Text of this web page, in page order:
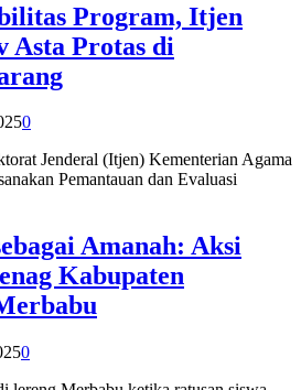
Program, Itjen
Asta Protas di
0
Jenderal (Itjen) Kementerian Agama
Pemantauan dan Evaluasi
Amanah: Aksi
Kabupaten
0